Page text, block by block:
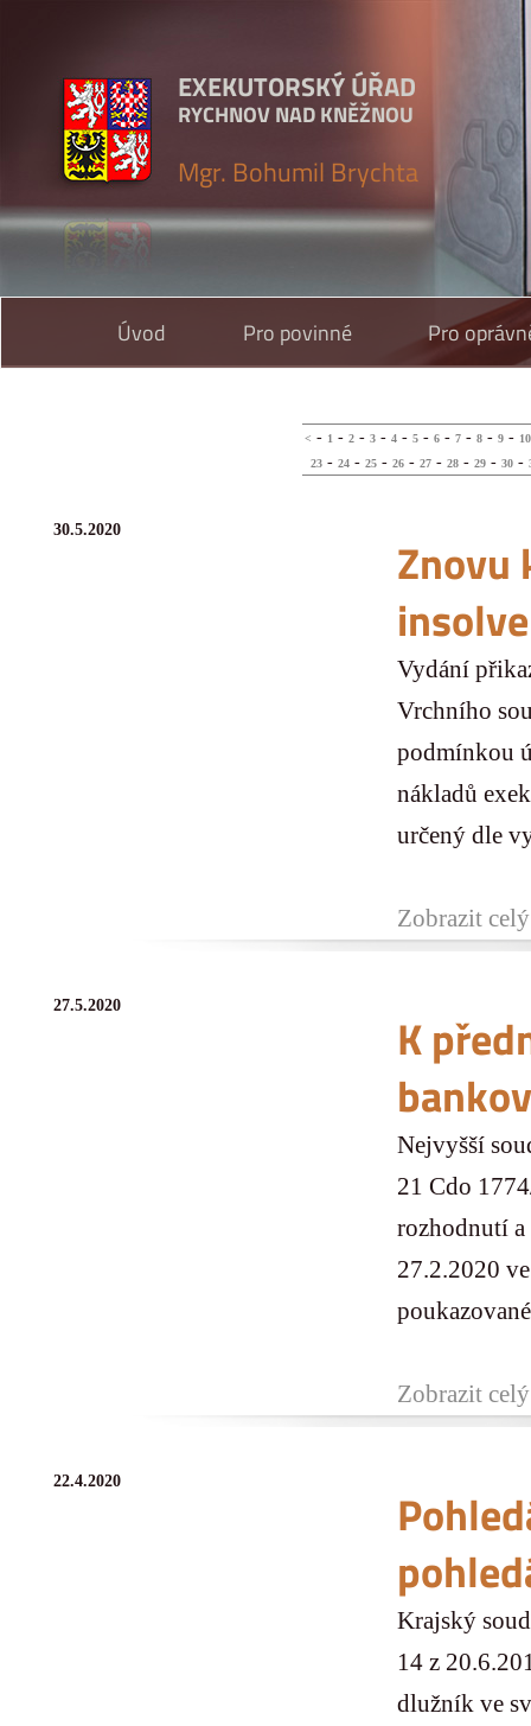
EXEKUTORSKÝ ÚŘAD
RYCHNOV NAD KNĚŽNOU
Mgr. Bohumil Brychta
Úvod Pro povinné Pro
< - 1- 2- 3- 4- 5- 6- 7- 8- 9- 10
23 - 24 - 25 - 26 - 27 - 28 - 29 - 30 -
30.5.2020
Znovu
Vydání
Vrchního
podmínkou
nákladů
určený dle
Zobrazit
27.5.2020
K
Nejvyšší
21 Cdo
rozhodnutí a
27.2.2020
Zobrazit
22.4.2020
Krajský
14 z
dlužník ve